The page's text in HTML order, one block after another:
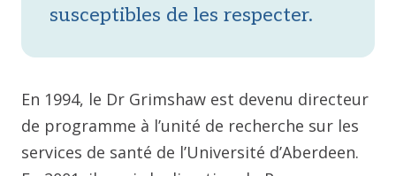
susceptibles de les respecter.
En 1994, le Dr Grimshaw est devenu directeur
de programme à l’unité de recherche sur les
services de santé de l’Université d’Aberdeen.